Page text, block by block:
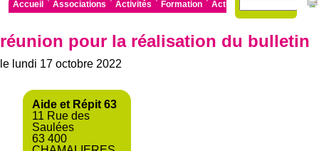
Aller
au
Accueil Associations Activités Formation Actualités Partenaires
clés
réunion pour la réalisation du bulletin
le lundi 17 octobre 2022
Aide et Répit 63
11 Rue des
Saulées
63 400